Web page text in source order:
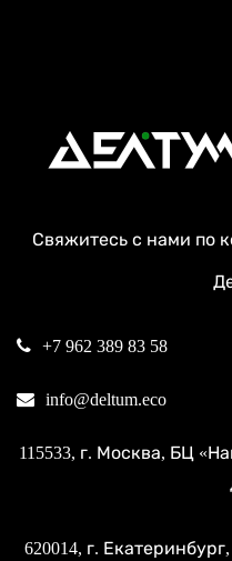
Свяжитесь с нами по
+7 962 389 83 58
info@deltum.eco
115533, г. Москва, БЦ
620014, г. Екатеринбург